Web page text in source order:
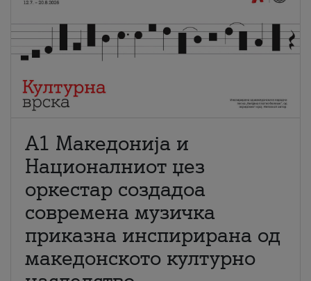
А1 Македонија и
Националниот џез
оркестар создадоа
современа музичка
приказна инспирирана од
македонското културно